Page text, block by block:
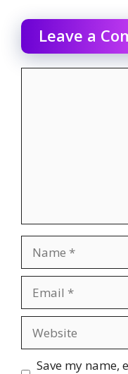
Leave a
Save my name,